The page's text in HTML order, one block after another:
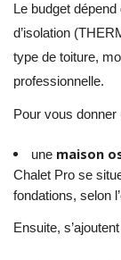
Le budget
d’isolation
type de toiture,
professionnelle.
Pour vous donner
une maison
Chalet Pro se
fondations, selon
Ensuite, s’ajoutent